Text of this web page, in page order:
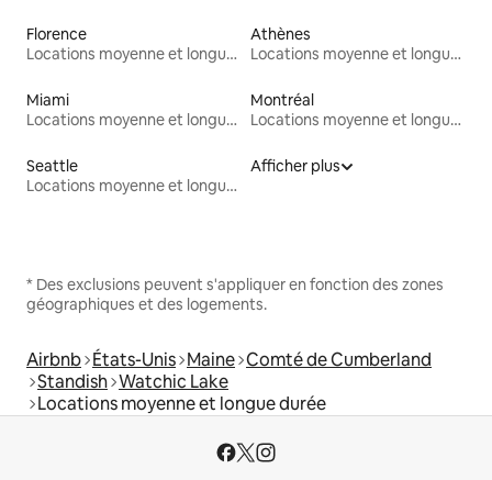
Florence
Locations moyenne et longue durée
Athènes
Locations moyenne et longue durée
Miami
Locations moyenne et longue durée
Montréal
Locations moyenne et longue durée
Seattle
Locations moyenne et longue durée
Afficher plus
* Des exclusions peuvent s'appliquer en fonction des zones
géographiques et des logements.
Airbnb États-Unis Maine Comté de Cumberland
Standish Watchic Lake
Locations moyenne et longue durée